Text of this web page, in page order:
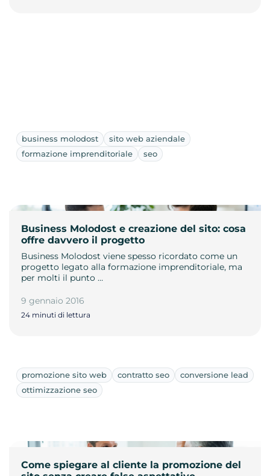
business molodost
sito web aziendale
formazione imprenditoriale
seo
Business Molodost e creazione del sito: cosa
offre davvero il progetto
Business Molodost viene spesso ricordato come un
progetto legato alla formazione imprenditoriale, ma
per molti il punto …
9 gennaio 2016
24 minuti di lettura
promozione sito web contratto seo
conversione lead
ottimizzazione seo
Come spiegare al cliente la promozione del